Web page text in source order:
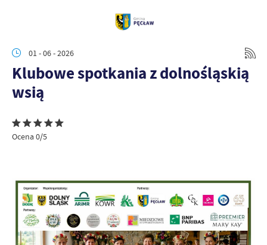
01 - 06 - 2026
Klubowe spotkania z dolnośląskią
wsią
Ocena 0/5